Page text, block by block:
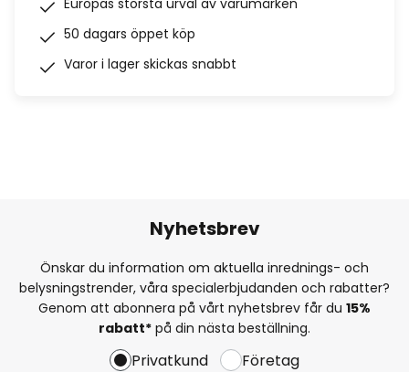
Europas största urval av varumärken
50 dagars öppet köp
Varor i lager skickas snabbt
Nyhetsbrev
Önskar du information om aktuella inrednings- och
belysningstrender, våra specialerbjudanden och rabatter?
Genom att abonnera på vårt nyhetsbrev får du 15%
rabatt* på din nästa beställning.
Privatkund Företag